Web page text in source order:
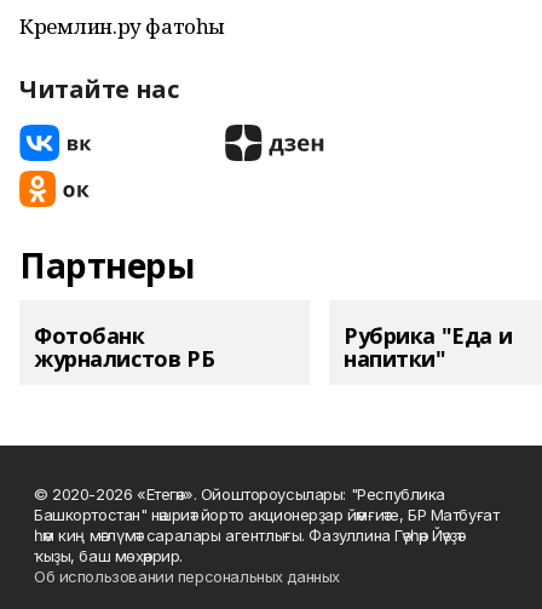
Кремлин.ру фатоһы
Читайте нас
Партнеры
Фотобанк
журналистов РБ
Рубрика "Еда и
напитки"
© 2020-2026 «Етегән». Ойоштороусылары: "Республика
Башкортостан" нәшриәт йорто акционерҙар йәмғиәте, БР Матбуғат
һәм киң мәғлүмәт саралары агентлығы. Фазуллина Гәүһәр Йәүҙәт
ҡыҙы, баш мөхәррир.
Об использовании персональных данных